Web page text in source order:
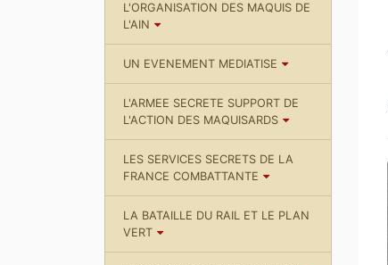
L'ORGANISATION DES MAQUIS DE
L'AIN
UN EVENEMENT MEDIATISE
L'ARMEE SECRETE SUPPORT DE
L'ACTION DES MAQUISARDS
LES SERVICES SECRETS DE LA
FRANCE COMBATTANTE
LA BATAILLE DU RAIL ET LE PLAN
VERT